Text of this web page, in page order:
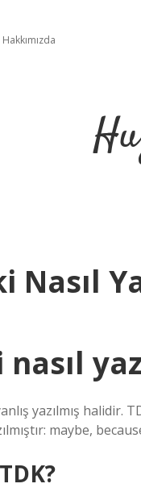
Hakkımızda
yazılmış halidir.
maybe,